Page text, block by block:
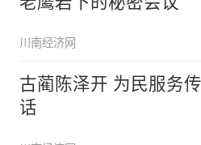
川南经济网
古蔺陈泽开 为民服务传佳
话